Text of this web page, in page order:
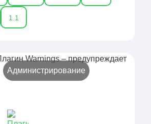
1.1
Администрирование